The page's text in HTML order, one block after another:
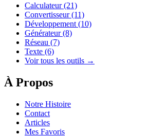
Calculateur(21)
Convertisseur(11)
Développement (10)
Générateur(8)
Réseau (7)
Texte (6)
Voir tous les outils →
À Propos
Notre Histoire
Contact
Articles
Mes Favoris